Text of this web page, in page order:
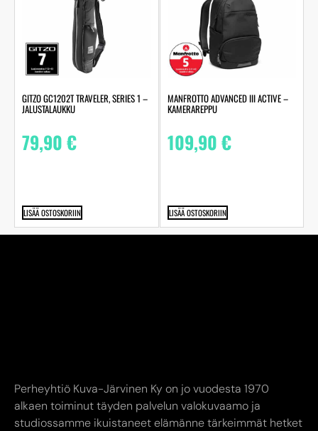
GITZO GC1202T TRAVELER, SERIES 1 –
JALUSTALAUKKU
79,90€
LISÄÄ OSTOSKORIIN
MANFROTTO ADVANCED III ACTIVE –
KAMERAREPPU
109,90€
LISÄÄ OSTOSKORIIN
Perheyhtiö Kuva-Järvinen Ky on jo vuodesta 1970
alkaen toiminut täyden palvelun valokuvaamo ja
studiossamme ikuistaneet elämänne tärkeimmät hetket